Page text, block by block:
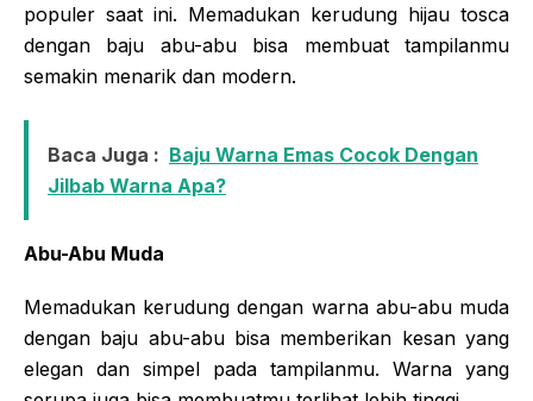
populer saat ini. Memadukan kerudung hijau tosca
dengan baju abu-abu bisa membuat tampilanmu
semakin menarik dan modern.
Baca Juga : Baju Warna Emas Cocok Dengan
Jilbab Warna Apa?
Abu-Abu Muda
Memadukan kerudung dengan warna abu-abu muda
dengan baju abu-abu bisa memberikan kesan yang
elegan dan simpel pada tampilanmu. Warna yang